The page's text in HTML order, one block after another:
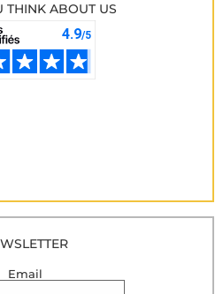
THINK ABOUT US
Email